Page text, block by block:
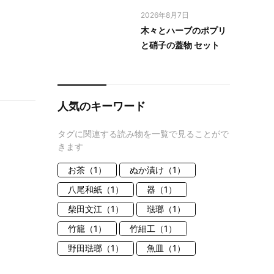
2026年8月7日
木々とハーブのポプリ
と硝子の蓋物 セット
人気のキーワード
タグに関連する読み物を一覧で見ることがで
きます
お茶（1）
ぬか漬け（1）
八尾和紙（1）
器（1）
柴田文江（1）
琺瑯（1）
竹籠（1）
竹細工（1）
野田琺瑯（1）
魚皿（1）